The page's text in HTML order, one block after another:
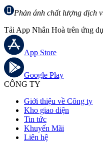
Phản ánh chất lượng dịch
Tải App Nhân Hoà trên ứng
App Store
Google Play
CÔNG TY
Giới thiệu về Công ty
Kho giao diện
Tin tức
Khuyến Mãi
Liên hệ